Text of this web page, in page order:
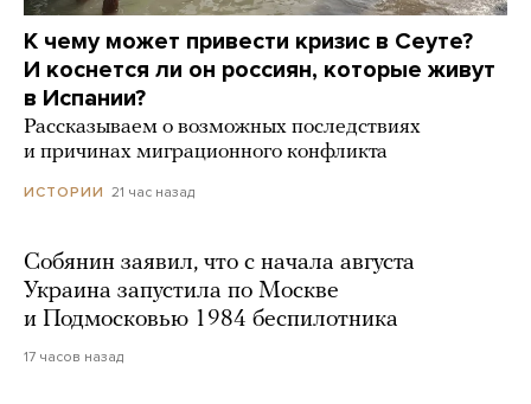
К чему может привести кризис в Сеуте?
И коснется ли он россиян, которые живут
в Испании?
Рассказываем о возможных последствиях
и причинах миграционного конфликта
ИСТОРИИ 21 час назад
Собянин заявил, что с начала августа
Украина запустила по Москве
и Подмосковью 1984 беспилотника
17 часов назад